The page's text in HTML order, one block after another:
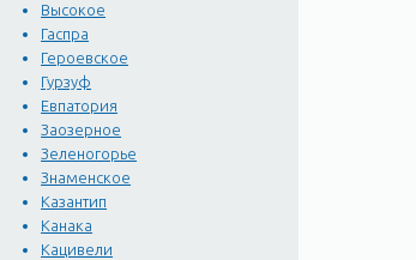
Высокое
Гаспра
Героевское
Гурзуф
Евпатория
Заозерное
Зеленогорье
Знаменское
Казантип
Канака
Кацивели